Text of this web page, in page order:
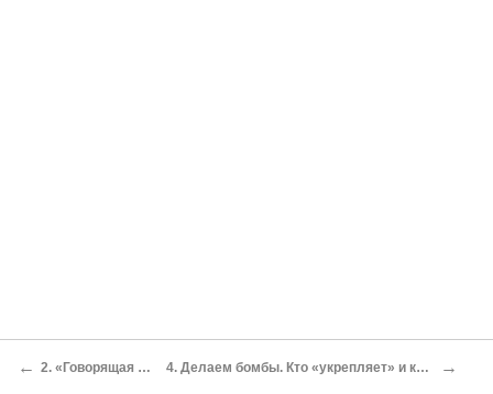
← 2. «Говорящая лошадь» 4. Делаем бомбы. Кто «укрепляет» и кто «направляет»? →